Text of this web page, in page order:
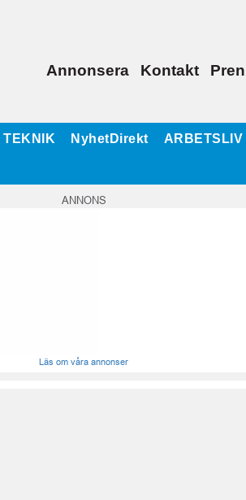
Annonsera Kontakt
TEKNIK NyhetDirekt ARBETSLIV
ANNONS
Läs om våra annonser